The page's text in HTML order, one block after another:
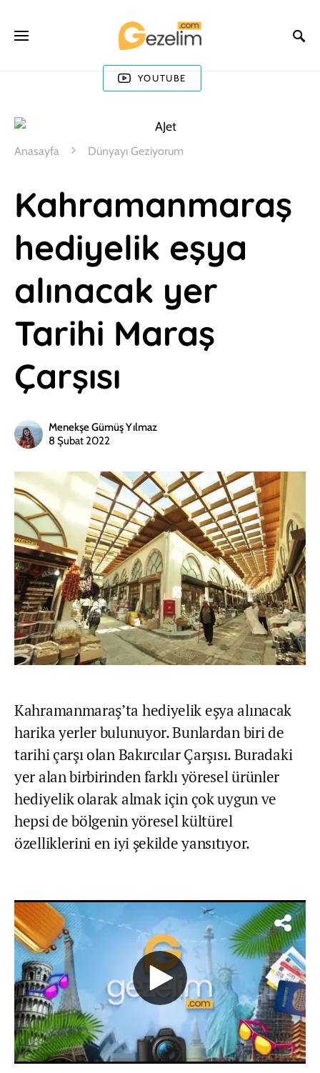
YOUTUBE
Anasayfa Dünyayı Geziyorum
Kahramanmaraş
hediyelik eşya
alınacak yer
Tarihi Maraş
Çarşısı
Menekşe Gümüş Yılmaz
8 Şubat 2022
Kahramanmaraş’ta hediyelik eşya alınacak
harika yerler bulunuyor. Bunlardan biri de
tarihi çarşı olan Bakırcılar Çarşısı. Buradaki
yer alan birbirinden farklı yöresel ürünler
hediyelik olarak almak için çok uygun ve
hepsi de bölgenin yöresel kültürel
özelliklerini en iyi şekilde yansıtıyor.